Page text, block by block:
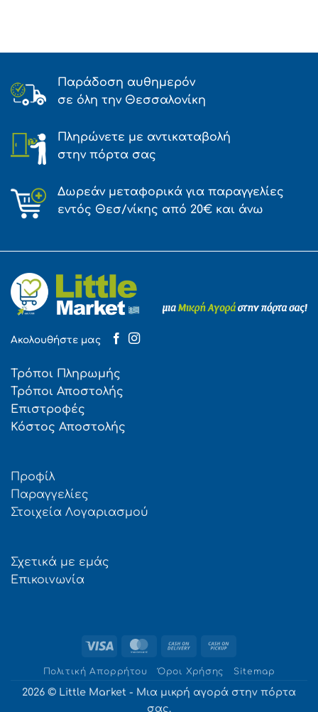
Παράδοση αυθημερόν
σε όλη την Θεσσαλονίκη
Πληρώνετε με αντικαταβολή
στην πόρτα σας
Δωρεάν μεταφορικά για παραγγελίες
εντός Θεσ/νίκης από 20€ και άνω
Ακολουθήστε μας
Τρόποι Πληρωμής
Τρόποι Αποστολής
Επιστροφές
Κόστος Αποστολής
Προφίλ
Παραγγελίες
Στοιχεία Λογαριασμού
Σχετικά με εμάς
Επικοινωνία
Visa MasterCard
Cash
DeliveryPickup
Πολιτική Απορρήτου Όροι Χρήσης Sitemap
2026 © Little Market - Μια μικρή αγορά στην πόρτα
σας.